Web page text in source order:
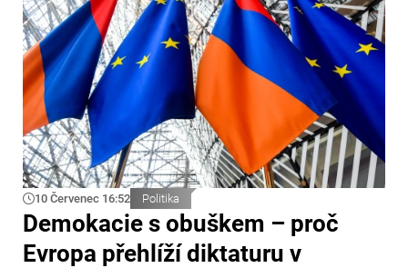
10 Červenec 16:52 Politika
Demokacie s obuškem – proč
Evropa přehlíží diktaturu v